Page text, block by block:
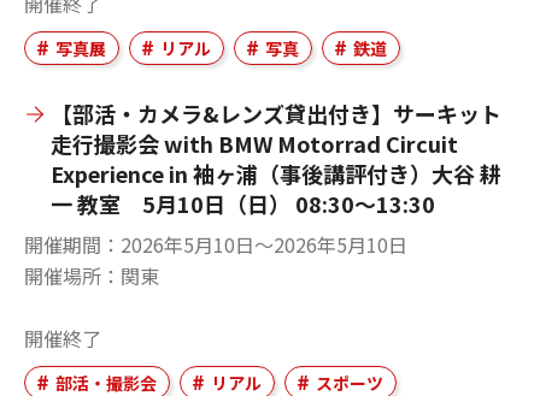
写真展 リアル 写真 鉄道
【部活・カメラ&レンズ貸出付き】サーキット
走行撮影会 with BMW Motorrad Circuit
Experience in 袖ヶ浦（事後講評付き）大谷 耕
一 教室 5月10日（日） 08:30～13:30
開催期間
2026年5月10日〜2026年5月10日
開催場所
関東
開催終了
部活・撮影会 リアル
スポーツ